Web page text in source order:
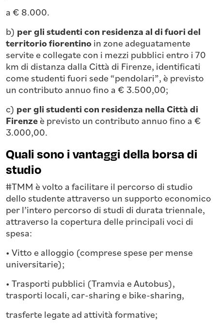
a € 8.000.
b) per gli studenti con residenza al di fuori del
territorio fiorentinoin zone adeguatamente
servite e collegate con i mezzi pubblici entro i 70
km di distanza dalla Città di Firenze, identificati
come studenti fuori sede “pendolari”, è previsto
un contributo annuo fino a € 3.500,00;
c) per gli studenti con residenza nella Città di
Firenzeè previsto un contributo annuo fino a €
3.000,00.
Quali sono i vantaggi della borsa di
studio
#TMM è volto a facilitare il percorso di studio
dello studente attraverso un supporto economico
per l’intero percorso di studi di durata triennale,
attraverso la copertura delle principali voci di
spesa:
• Vitto e alloggio (comprese spese per mense
universitarie);
• Trasporti pubblici (Tramvia e Autobus),
trasporti locali, car-sharing e bike-sharing,
trasferte legate ad attività formative;